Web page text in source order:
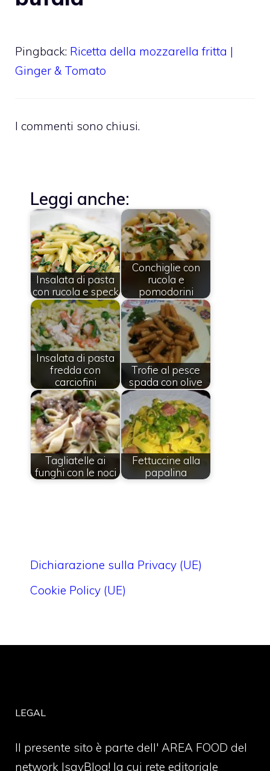
Pingback: Ricetta della mozzarella fritta |
Ginger & Tomato
I commenti sono chiusi.
Leggi anche:
Insalata di pasta
con rucola e speck
Conchiglie con
rucola e
pomodorini
Insalata di pasta
fredda con
carciofini
Trofie al pesce
spada con olive
Tagliatelle ai
funghi con le noci
Fettuccine alla
papalina
Dichiarazione sulla Privacy (UE)
Cookie Policy (UE)
LEGAL
Il presente sito è parte dell' AREA FOOD del
network IsayBlog! la cui rete editoriale